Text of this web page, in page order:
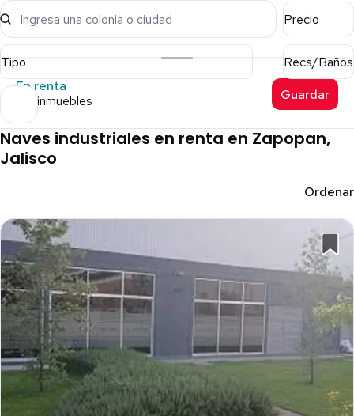
Ingresa una colonia o ciudad Precio
Tipo
Recs/Baños
En renta
167 inmuebles Guardar
Naves industriales en renta en Zapopan,
Jalisco
Ordenar